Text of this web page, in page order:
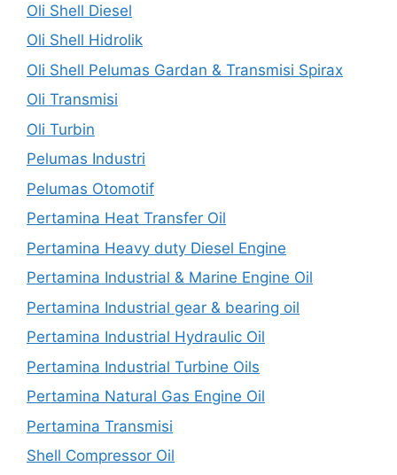
Oli Shell Diesel
Oli Shell Hidrolik
Oli Shell Pelumas Gardan & Transmisi Spirax
Oli Transmisi
Oli Turbin
Pelumas Industri
Pelumas Otomotif
Pertamina Heat Transfer Oil
Pertamina Heavy duty Diesel Engine
Pertamina Industrial & Marine Engine Oil
Pertamina Industrial gear & bearing oil
Pertamina Industrial Hydraulic Oil
Pertamina Industrial Turbine Oils
Pertamina Natural Gas Engine Oil
Pertamina Transmisi
Shell Compressor Oil